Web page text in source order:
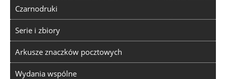
Czarnodruki
Serie i zbiory
Arkusze znaczków pocztowych
Wydania wspólne